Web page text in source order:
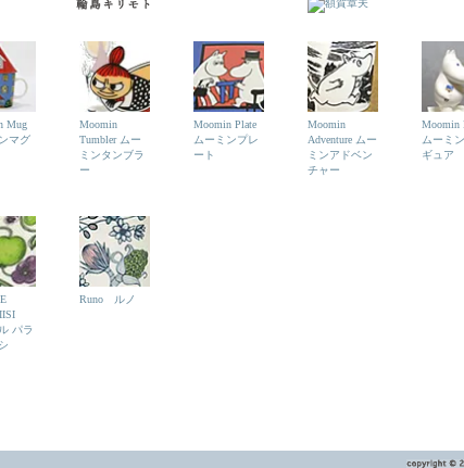
Mug
マグ
Moomin
Tumbler ムー
ミンタンブラ
ー
Moomin Plate
ムーミンプレ
ート
Moomin
Adventure ムー
ミンアドベン
チャー
Moomin
ムーミ
ギュア
パラ
Runo ルノ